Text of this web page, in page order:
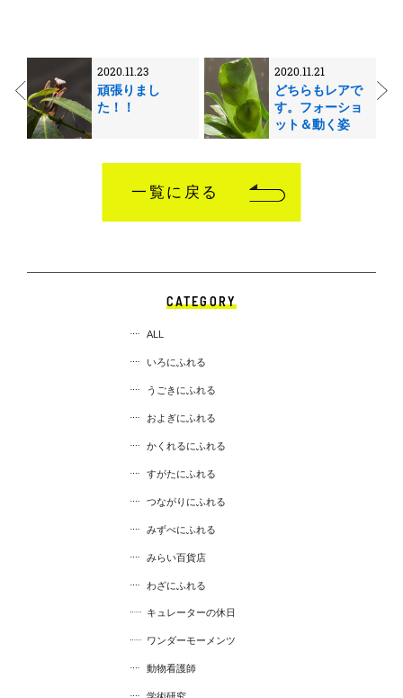
2020.11.23
頑張りまし
た！！
2020.11.21
どちらもレアで
す。フォーショ
ット＆動く姿
一覧に戻る
CATEGORY
ALL
いろにふれる
うごきにふれる
およぎにふれる
かくれるにふれる
すがたにふれる
つながりにふれる
みずべにふれる
みらい百貨店
わざにふれる
キュレーターの休日
ワンダーモーメンツ
動物看護師